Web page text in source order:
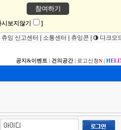
참여하기
시보지않기 ]
츄잉 신고센터 소통센터 츄잉콘 다크모
공지&이벤트 | 건의공간| 로고신청N | HELI